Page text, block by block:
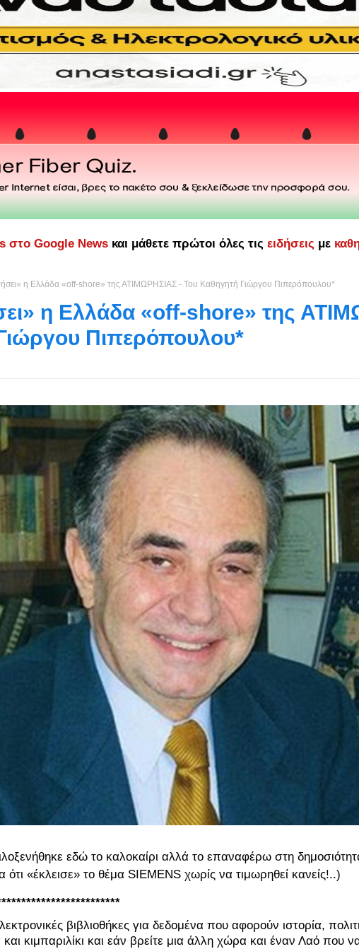
στο Google News και μάθετε πρώτοι όλες τις ειδήσεις με
η Ελλάδα «off-shore» της ΑΤΙΜΩΡΗΣΙΑΣ - Του Καθηγητή Γιώργου Πιπερόπουλου*
η Ελλάδα «off-shore» της
Πιπερόπουλου*
εδώ το καλοκαίρι αλλά το επαναφέρω στη
«έκλεισε» το θέμα SIEMENS χωρίς να τιμωρηθεί κανείς!..)
βιβλιοθήκες για δεδομένα που αφορούν ιστορία,
κιμπαριλίκι και εάν βρείτε μια άλλη χώρα και έναν Λαό που